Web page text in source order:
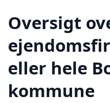
Oversigt
eller hele
kommune